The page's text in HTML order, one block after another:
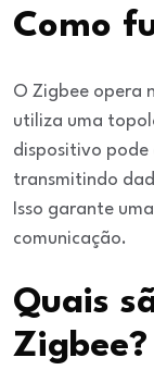
Como
O Zigbee opera
utiliza uma
dispositivo pode
transmitindo
Isso garante
comunicação.
Quais
Zigbee?